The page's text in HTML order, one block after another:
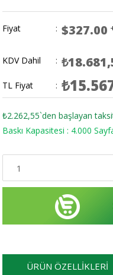
Fiyat : $327.00
KDV Dahil :
TL Fiyat :
₺2.262,55`den başlayan
Baskı Kapasitesi : 4.000
ÜRÜN ÖZELLIKLERI